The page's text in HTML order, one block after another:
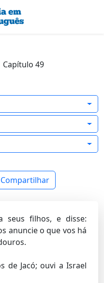
Capítulo 49
seus filhos, e disse:
anuncie o que vos há
de Jacó; ouvi a Israel